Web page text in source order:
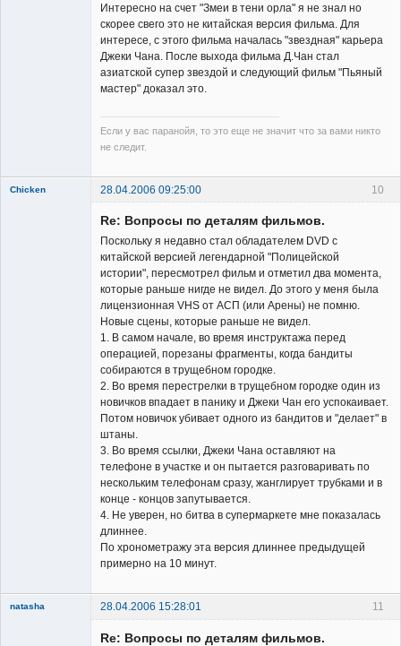
Интересно на счет "Змеи в тени орла" я не знал но
скорее свего это не китайская версия фильма. Для
интересе, с этого фильма началась "звездная" карьера
Джеки Чана. После выхода фильма Д.Чан стал
азиатской супер звездой и следующий фильм "Пьяный
мастер" доказал это.
Если у вас паранойя, то это еще не значит что за вами никто
не следит.
10
Chicken
28.04.2006 09:25:00
Re: Вопросы по деталям фильмов.
Поскольку я недавно стал обладателем DVD с
китайской версией легендарной "Полицейской
истории", пересмотрел фильм и отметил два момента,
которые раньше нигде не видел. До этого у меня была
лицензионная VHS от АСП (или Арены) не помню.
Новые сцены, которые раньше не видел.
1. В самом начале, во время инструктажа перед
операцией, порезаны фрагменты, когда бандиты
собираются в трущебном городке.
2. Во время перестрелки в трущебном городке один из
новичков впадает в панику и Джеки Чан его успокаивает.
Потом новичок убивает одного из бандитов и "делает" в
штаны.
3. Во время ссылки, Джеки Чана оставляют на
телефоне в участке и он пытается разговаривать по
нескольким телефонам сразу, жанглирует трубками и в
конце - концов запутывается.
4. Не уверен, но битва в супермаркете мне показалась
длиннее.
По хронометражу эта версия длиннее предыдущей
примерно на 10 минут.
11
natasha 28.04.2006 15:28:01
Re: Вопросы по деталям фильмов.